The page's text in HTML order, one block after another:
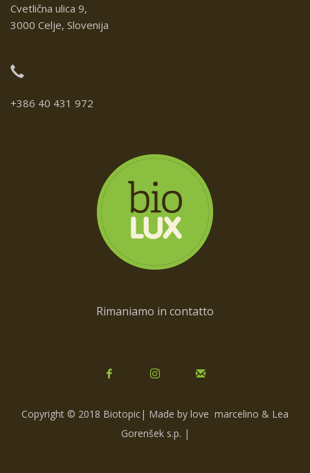
Cvetlična ulica 9,
3000 Celje, Slovenija
+386 40 431 972
Rimaniamo in contatto
Copyright © 2018 Biotopic| Made by love marcelino & Lea
Gorenšek s.p. |